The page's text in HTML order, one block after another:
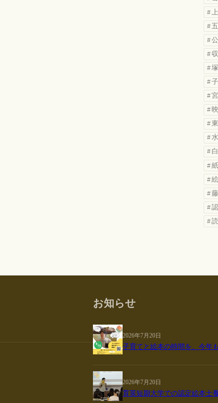
お知らせ
2026年7月20日
子育てと絵本の時間を、今年
2026年7月20日
育英短期大学での認定絵本士